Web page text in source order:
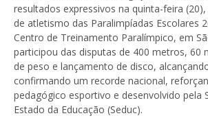
resultados expressivos na quinta-feira
de atletismo das Paralimpíadas Escolares
Centro de Treinamento Paralímpico, em
participou das disputas de 400 metros, 60
de peso e lançamento de disco,
confirmando um recorde nacional,
pedagógico esportivo e desenvolvido pela
Estado da Educação (Seduc).